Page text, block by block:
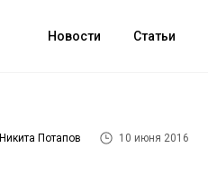
Новости Статьи
Никита Потапов 10 июня 2016